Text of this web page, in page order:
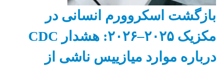
بازگشت اسکروورم انسانی در
مکزیک ۲۰۲۵–۲۰۲۶: هشدار CDC
درباره موارد میازییس ناشی از